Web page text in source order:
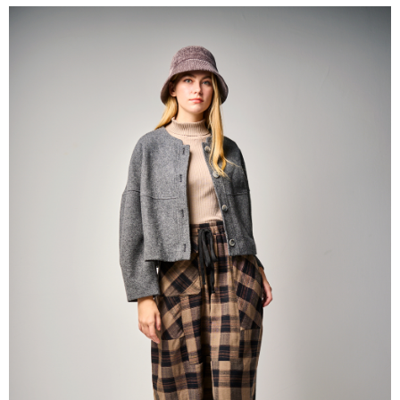
帳／街口支付／iPASS MONEY」等通路繳費。
1.本服務係由「台灣大哥大股份有限公司」（以下簡稱本公司）所提供，讓
用戶於交易時，得透過本服務購買商品或服務，並由商店將買賣／分期付款
買賣價金債權讓與本公司後，依約使用本公司帳單繳交帳款。
2.基於同意付款使用「大哥付你分期」之契約關係目的，商店將以您的個人
資料（包含姓名、電話或地址）提供予台灣大哥大進項蒐集、處理及利用，
由本公司與您本人進行分期帳單所需資料之確認、核對及更正。
3.完整用戶服務條款，請詳閱以下連結：https://oppay.tw/userRule
每筆NT$60，滿NT$1,000(含以上)免運費
每筆NT$60，滿NT$1,000(含以上)免運費
每筆NT$60，滿NT$1,000(含以上)免運費
每筆NT$80，滿NT$1,000(含以上)免運費